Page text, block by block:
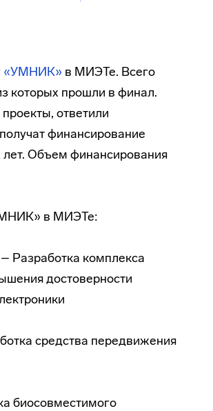
«УМНИК» в МИЭТе. Всего
которых прошли в финал.
ответили
финансирование
Объем финансирования
в МИЭТе:
Разработка комплекса
достоверности
средства передвижения
биосовместимого